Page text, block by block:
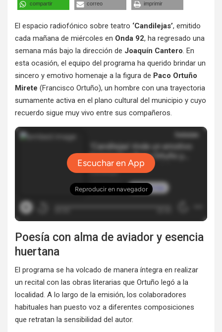
compartir correo imprimir
El espacio radiofónico sobre teatro ‘Candilejas’, emitido
cada mañana de miércoles en Onda 92, ha regresado una
semana más bajo la dirección de Joaquín Cantero. En
esta ocasión, el equipo del programa ha querido brindar un
sincero y emotivo homenaje a la figura de Paco Ortuño
Mirete (Francisco Ortuño), un hombre con una trayectoria
sumamente activa en el plano cultural del municipio y cuyo
recuerdo sigue muy vivo entre sus compañeros.
Poesía con alma de aviador y esencia
huertana
El programa se ha volcado de manera íntegra en realizar
un recital con las obras literarias que Ortuño legó a la
localidad. A lo largo de la emisión, los colaboradores
habituales han puesto voz a diferentes composiciones
que retratan la sensibilidad del autor.